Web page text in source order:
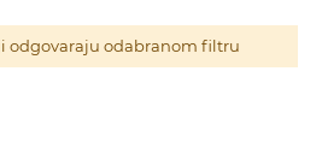
odgovaraju odabranom filtru